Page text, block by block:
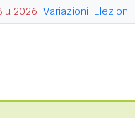
2026 Variazioni Elezioni